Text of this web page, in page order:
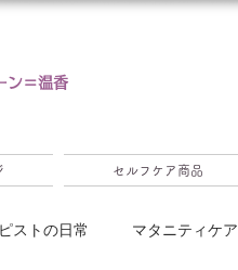
ン＝温香
セルフケア商品
ストの日常 マタニティケア